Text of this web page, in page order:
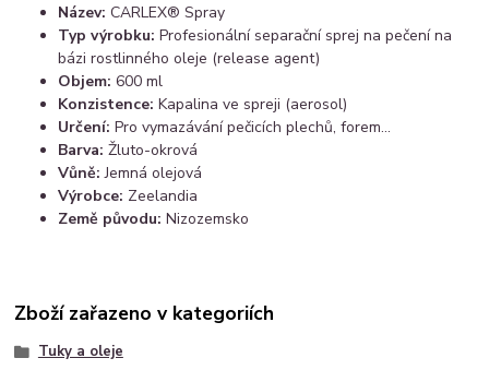
Název: CARLEX® Spray
Typ výrobku: Profesionální separační sprej na pečení na
bázi rostlinného oleje (release agent)
Objem: 600 ml
Konzistence: Kapalina ve spreji (aerosol)
Určení:Pro vymazávání pečicích plechů, forem...
Barva: Žluto-okrová
Vůně: Jemná olejová
Výrobce: Zeelandia
Země původu: Nizozemsko
Zboží zařazeno v kategoriích
Tuky a oleje